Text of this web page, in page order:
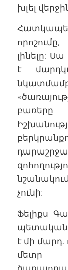
խլել
լինելը:
է
բառերը
չունի:
Ֆելիքս
պետական
է մի մարդ,
մետր